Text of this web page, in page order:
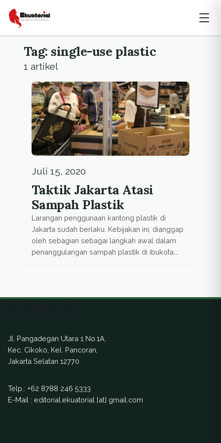
Tag: single-use plastic
1 artikel
Juli 15, 2020
Taktik Jakarta Atasi
Sampah Plastik
Larangan penggunaan kantong plastik di
Jakarta sudah berlaku. Kebijakan ini, dianggap
oleh sebagian sebagai langkah awal dalam
penanggulangan sampah plastik di ibukota.
Jl. Pangadegan Utara 1 No.1A,
Kec. Cikoko, Kel. Pancoran,
Jakarta Selatan 12770
Telp.: +62 8788 246 5333
E-Mail : editorial.ekuatorial [at] gmail.com